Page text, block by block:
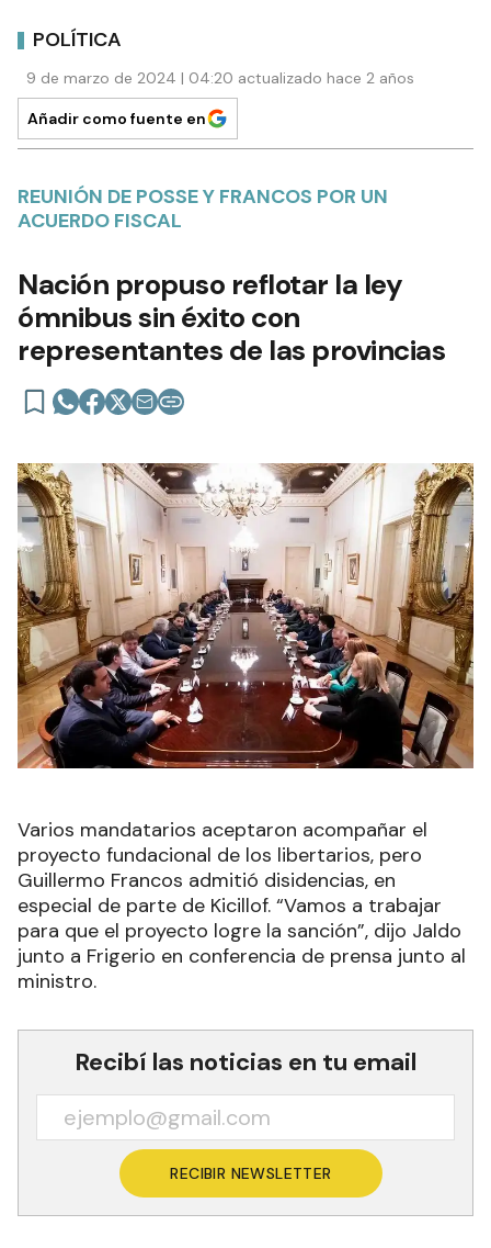
POLÍTICA
9 de marzo de 2024 | 04:20 actualizado hace 2 años
Añadir como fuente en
REUNIÓN DE POSSE Y FRANCOS POR UN
ACUERDO FISCAL
Nación propuso reflotar la ley
ómnibus sin éxito con
representantes de las provincias
Varios mandatarios aceptaron acompañar el
proyecto fundacional de los libertarios, pero
Guillermo Francos admitió disidencias, en
especial de parte de Kicillof. “Vamos a trabajar
para que el proyecto logre la sanción”, dijo Jaldo
junto a Frigerio en conferencia de prensa junto al
ministro.
Recibí las noticias en tu email
RECIBIR NEWSLETTER